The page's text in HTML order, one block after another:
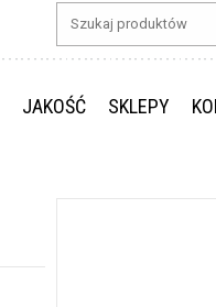
JAKOŚĆ SKLEPY